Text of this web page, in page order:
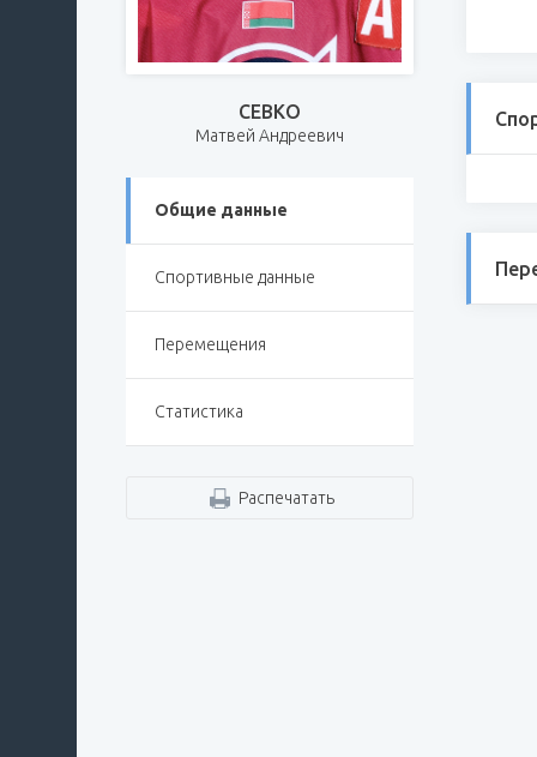
СЕВКО
Матвей Андреевич
Общие данные
Спортивные данные
Перемещения
Статистика
Распечатать